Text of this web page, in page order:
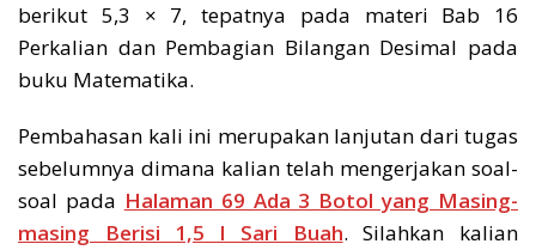
berikut 5,3 × 7, tepatnya pada materi Bab 16
Perkalian dan Pembagian Bilangan Desimal pada
buku Matematika.
Pembahasan kali ini merupakan lanjutan dari tugas
sebelumnya dimana kalian telah mengerjakan soal-
soal pada Halaman 69 Ada 3 Botol yang Masing-
masing Berisi 1,5 l Sari Buah. Silahkan kalian